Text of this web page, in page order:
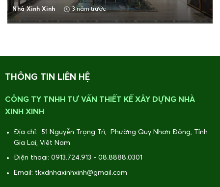
Nhà Xinh Xinh 3 năm trước
THÔNG TIN LIÊN HỆ
CÔNG TY TNHH TƯ VẤN THIẾT KẾ XÂY DỰNG NHÀ
XINH XINH
Địa chỉ: 51 Nguyễn Trọng Trì, Phường Quy Nhơn Đông, Tỉnh
Gia Lai, Việt Nam
Điện thoại: 0913.724.913 - 08.8888.0301
Email: tkxdnhaxinhxinh@gmail.com